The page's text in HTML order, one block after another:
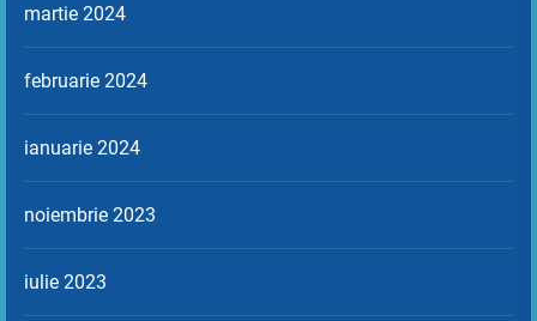
martie 2024
februarie 2024
ianuarie 2024
noiembrie 2023
iulie 2023